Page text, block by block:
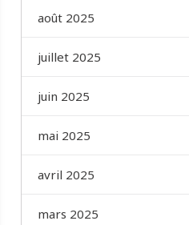
août 2025
juillet 2025
juin 2025
mai 2025
avril 2025
mars 2025